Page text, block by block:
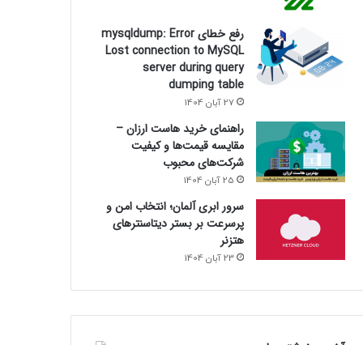
رفع خطای mysqldump: Error
Lost connection to MySQL
server during query
dumping table
27 آبان 1404
راهنمای خرید هاست ارزان –
مقایسه قیمت‌ها و کیفیت
شرکت‌های محبوب
25 آبان 1404
سرور ابری آلمان؛ انتخاب امن و
پرسرعت بر بستر دیتاسنترهای
هتزنر
23 آبان 1404